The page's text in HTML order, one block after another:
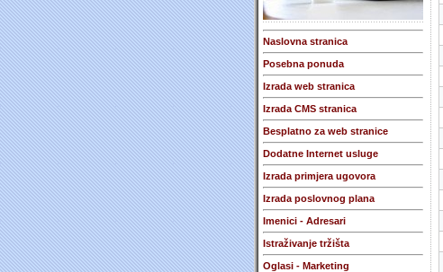
Naslovna stranica
Posebna ponuda
Izrada web stranica
Izrada CMS stranica
Besplatno za web stranice
Dodatne Internet usluge
Izrada primjera ugovora
Izrada poslovnog plana
Imenici - Adresari
Istraživanje tržišta
Oglasi - Marketing